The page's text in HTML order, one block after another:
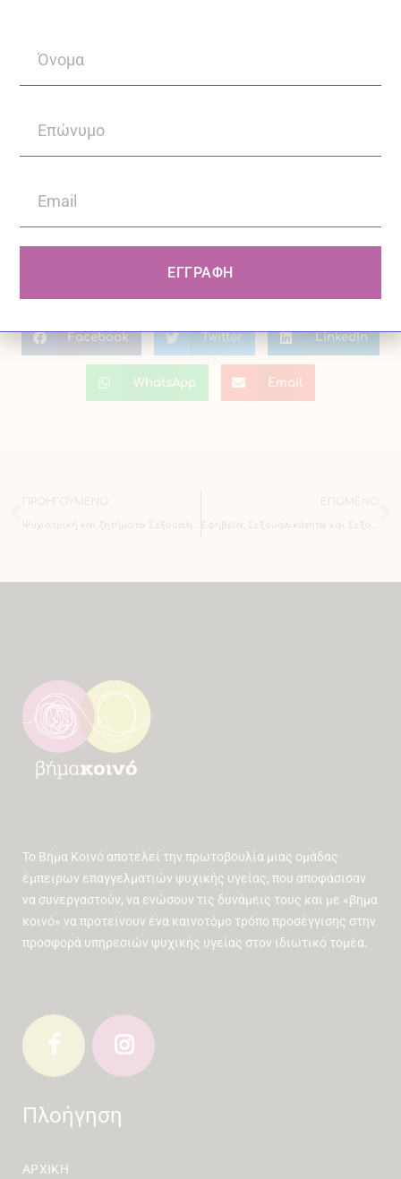
Για πληροφορίες καλέστε στο +30 210
9768159 ή γραπτώς στο
Facebook Twitter LinkedIn
WhatsApp Email
ΠΡΟΗΓΟΎΜΕΝΟ
Το Βήμα Κοινό αποτελεί την πρωτοβουλία μιας ομάδας
έμπειρων επαγγελματιών ψυχικής υγείας, που αποφάσισαν
να συνεργαστούν, να ενώσουν τις δυνάμεις τους και με «βημα
κοινό» να προτείνουν ένα καινοτόμο τρόπο προσέγγισης στην
προσφορά υπηρεσιών ψυχικής υγείας στον ιδιωτικό τομέα.
Πλοήγηση
ΑΡΧΙΚΉ
ΕΓΓΡΑΦΗ